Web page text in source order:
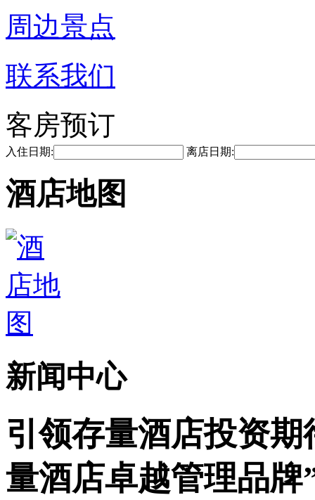
周边景点
联系我们
客房预订
入住日期: 离店日期:
酒店地图
新闻中心
引领存量酒店投资
量酒店卓越管理品牌